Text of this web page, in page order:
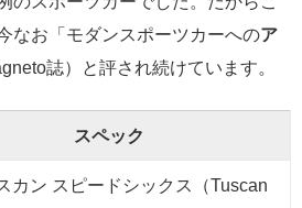
なお「モダンスポーツカーへのア
誌）と評され続けています。
スペック
カン スピードシックス（Tuscan